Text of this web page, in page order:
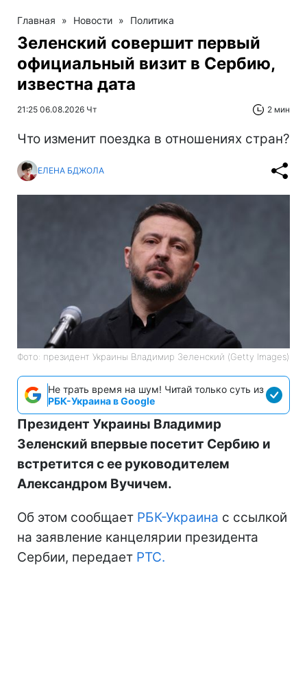
Главная » Новости » Политика
Зеленский совершит первый
официальный визит в Сербию,
известна дата
21:25 06.08.2026 Чт 2 мин
Что изменит поездка в отношениях стран?
ЕЛЕНА БДЖОЛА
Фото: президент Украины Владимир Зеленский (Getty Images)
Не трать время на шум! Читай только суть из
РБК-Украина в Google
Президент Украины Владимир
Зеленский впервые посетит Сербию и
встретится с ее руководителем
Александром Вучичем.
Об этом сообщает РБК-Украина с ссылкой
на заявление канцелярии президента
Сербии, передает РТС.